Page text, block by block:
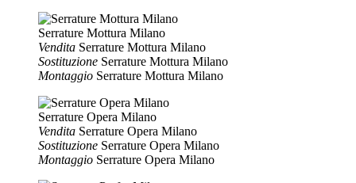
Serrature Mottura Milano
Vendita Serrature Mottura Milano
Sostituzione Serrature Mottura Milano
Montaggio Serrature Mottura Milano
Serrature Opera Milano
Vendita Serrature Opera Milano
Sostituzione Serrature Opera Milano
Montaggio Serrature Opera Milano